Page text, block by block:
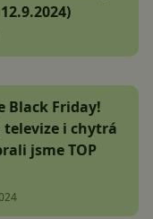
Black Friday!
i chytrá
jsme TOP